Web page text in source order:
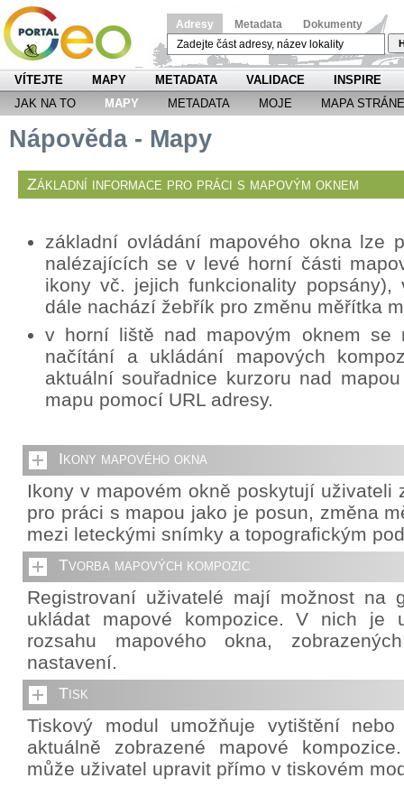
Adresy Metadata Dokumenty
VÍTEJTE MAPY METADATA VALIDACE
INSPIRE
JAK NA TO
MAPY METADATA MOJE MAPA
Nápověda - Mapy
Základní informace pro práci s mapovým oknem
základní ovládání mapového okna lze
nalézajících se v levé horní části
ikony vč. jejich funkcionality popsány),
dále nachází žebřík pro změnu měřítka
v horní liště nad mapovým oknem se
načítání a ukládání mapových
aktuální souřadnice kurzoru nad
mapu pomocí URL adresy.
Ikony mapového okna
Ikony v mapovém okně poskytují uživateli
pro práci s mapou jako je posun, změna
mezi leteckými snímky a topografickým
Tvorba mapových kompozic
Registrovaní uživatelé mají možnost na
ukládat mapové kompozice. V nich je
rozsahu mapového okna,
nastavení.
Tisk
Tiskový modul umožňuje vytištění
aktuálně zobrazené mapové
může uživatel upravit přímo v tiskovém